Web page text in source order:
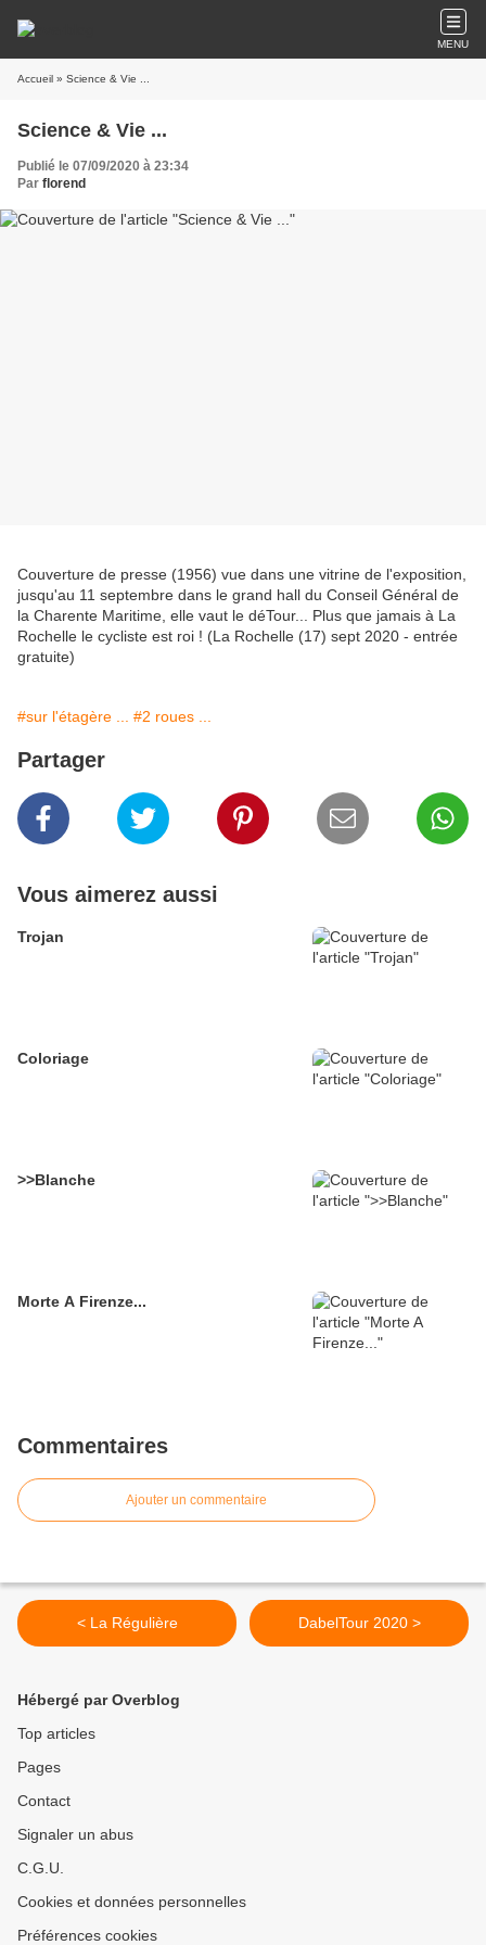
MENU
Accueil » Science & Vie ...
Science & Vie ...
Publié le 07/09/2020 à 23:34
Par florend
Couverture de presse (1956) vue dans une vitrine de l'exposition,
jusqu'au 11 septembre dans le grand hall du Conseil Général de
la Charente Maritime, elle vaut le déTour... Plus que jamais à La
Rochelle le cycliste est roi ! (La Rochelle (17) sept 2020 - entrée
gratuite)
#sur l'étagère ... #2 roues ...
Partager
Vous aimerez aussi
Trojan
Coloriage
>>Blanche
Morte A Firenze...
Commentaires
Ajouter un commentaire
< La Régulière DabelTour 2020 >
Hébergé par Overblog
Top articles
Pages
Contact
Signaler un abus
C.G.U.
Cookies et données personnelles
Préférences cookies